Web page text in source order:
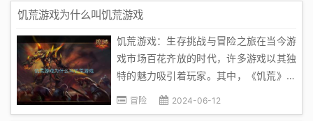
格，从简单的桌面棋盘游戏到复杂的电子
竞技项目。而狭义上的游戏，通常指的是
电子游戏，它以计算机和电子设备为媒...
饥荒游戏为什么叫饥荒游戏
饥荒游戏：生存挑战与冒险之旅在当今游
戏市场百花齐放的时代，许多游戏以其独
特的魅力吸引着玩家。其中，《饥荒》这
款生存冒险游戏，以其引人入胜的游戏设
冒险 2024-06-12